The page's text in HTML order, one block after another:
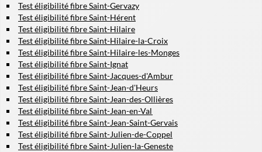
Test éligibilité fibre Saint-Gervazy
Test éligibilité fibre Saint-Hérent
Test éligibilité fibre Saint-Hilaire
Test éligibilité fibre Saint-Hilaire-la-Croix
Test éligibilité fibre Saint-Hilaire-les-Monges
Test éligibilité fibre Saint-Ignat
Test éligibilité fibre Saint-Jacques-d'Ambur
Test éligibilité fibre Saint-Jean-d'Heurs
Test éligibilité fibre Saint-Jean-des-Ollières
Test éligibilité fibre Saint-Jean-en-Val
Test éligibilité fibre Saint-Jean-Saint-Gervais
Test éligibilité fibre Saint-Julien-de-Coppel
Test éligibilité fibre Saint-Julien-la-Geneste